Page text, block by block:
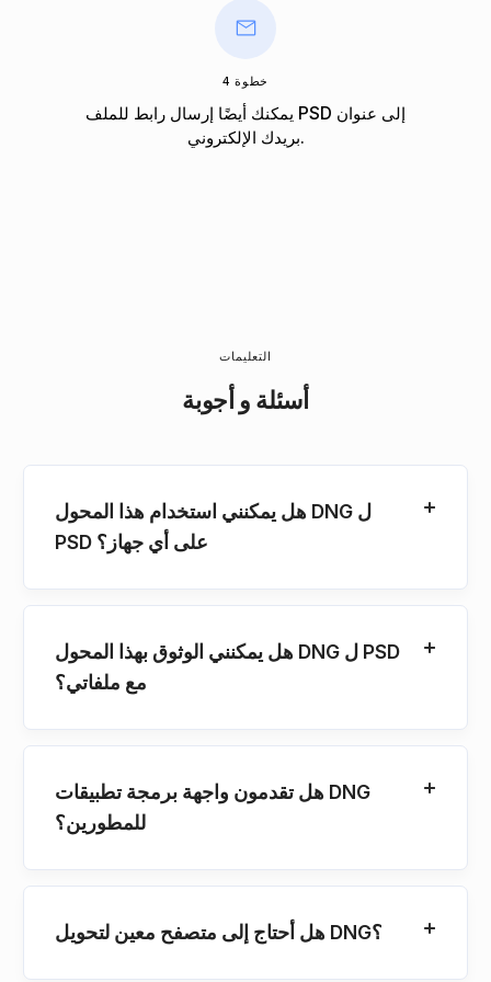
خطوة 4
يمكنك أيضًا إرسال رابط للملف PSD إلى عنوان
بريدك الإلكتروني.
التعليمات
أسئلة و أجوبة
هل يمكنني استخدام هذا المحول DNG ل
PSD على أي جهاز؟
هل يمكنني الوثوق بهذا المحول DNG ل PSD
مع ملفاتي؟
هل تقدمون واجهة برمجة تطبيقات DNG
للمطورين؟
هل أحتاج إلى متصفح معين لتحويل DNG؟